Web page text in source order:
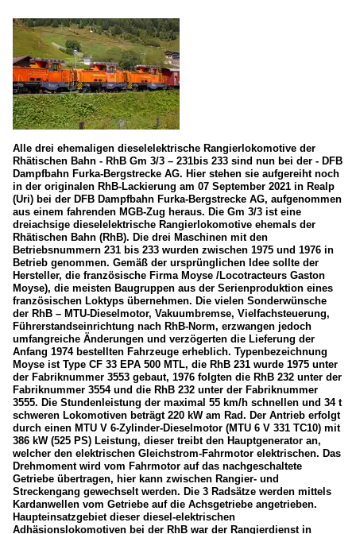
Alle drei ehemaligen dieselelektrische Rangierlokomotive der
Rhätischen Bahn - RhB Gm 3/3 – 231bis 233 sind nun bei der - DFB
Dampfbahn Furka-Bergstrecke AG. Hier stehen sie aufgereiht noch
in der originalen RhB-Lackierung am 07 September 2021 in Realp
(Uri) bei der DFB Dampfbahn Furka-Bergstrecke AG, aufgenommen
aus einem fahrenden MGB-Zug heraus. Die Gm 3/3 ist eine
dreiachsige dieselelektrische Rangierlokomotive ehemals der
Rhätischen Bahn (RhB). Die drei Maschinen mit den
Betriebsnummern 231 bis 233 wurden zwischen 1975 und 1976 in
Betrieb genommen. Gemäß der ursprünglichen Idee sollte der
Hersteller, die französische Firma Moyse /Locotracteurs Gaston
Moyse), die meisten Baugruppen aus der Serienproduktion eines
französischen Loktyps übernehmen. Die vielen Sonderwünsche
der RhB – MTU-Dieselmotor, Vakuumbremse, Vielfachsteuerung,
Führerstandseinrichtung nach RhB-Norm, erzwangen jedoch
umfangreiche Änderungen und verzögerten die Lieferung der
Anfang 1974 bestellten Fahrzeuge erheblich. Typenbezeichnung
Moyse ist Type CF 33 EPA 500 MTL, die RhB 231 wurde 1975 unter
der Fabriknummer 3553 gebaut, 1976 folgten die RhB 232 unter der
Fabriknummer 3554 und die RhB 232 unter der Fabriknummer
3555. Die Stundenleistung der maximal 55 km/h schnellen und 34 t
schweren Lokomotiven beträgt 220 kW am Rad. Der Antrieb erfolgt
durch einen MTU V 6-Zylinder-Dieselmotor (MTU 6 V 331 TC10) mit
386 kW (525 PS) Leistung, dieser treibt den Hauptgenerator an,
welcher den elektrischen Gleichstrom-Fahrmotor elektrischen. Das
Drehmoment wird vom Fahrmotor auf das nachgeschaltete
Getriebe übertragen, hier kann zwischen Rangier- und
Streckengang gewechselt werden. Die 3 Radsätze werden mittels
Kardanwellen vom Getriebe auf die Achsgetriebe angetrieben.
Haupteinsatzgebiet dieser diesel-elektrischen
Adhäsionslokomotiven bei der RhB war der Rangierdienst in